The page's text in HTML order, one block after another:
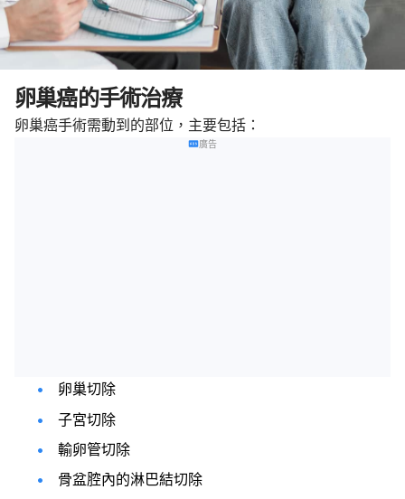
卵巢癌的手術治療
卵巢癌手術需動到的部位，主要包括：
廣告
卵巢切除
子宮切除
輸卵管切除
骨盆腔內的淋巴結切除